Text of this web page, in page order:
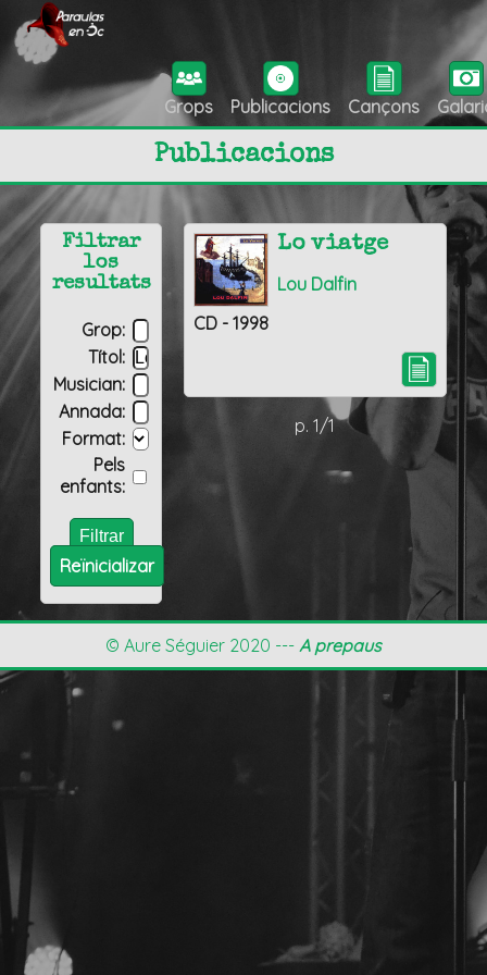
Grops Publicacions Cançons
Publicacions
Lo viatge
Lou Dalfin
CD - 1998
p. 1/1
Filtrar
los
resultats
Grop:
Títol:
Musician:
Annada:
Format:
Pels
enfants:
Reïnicializar
© Aure Séguier 2020 --- A prepaus